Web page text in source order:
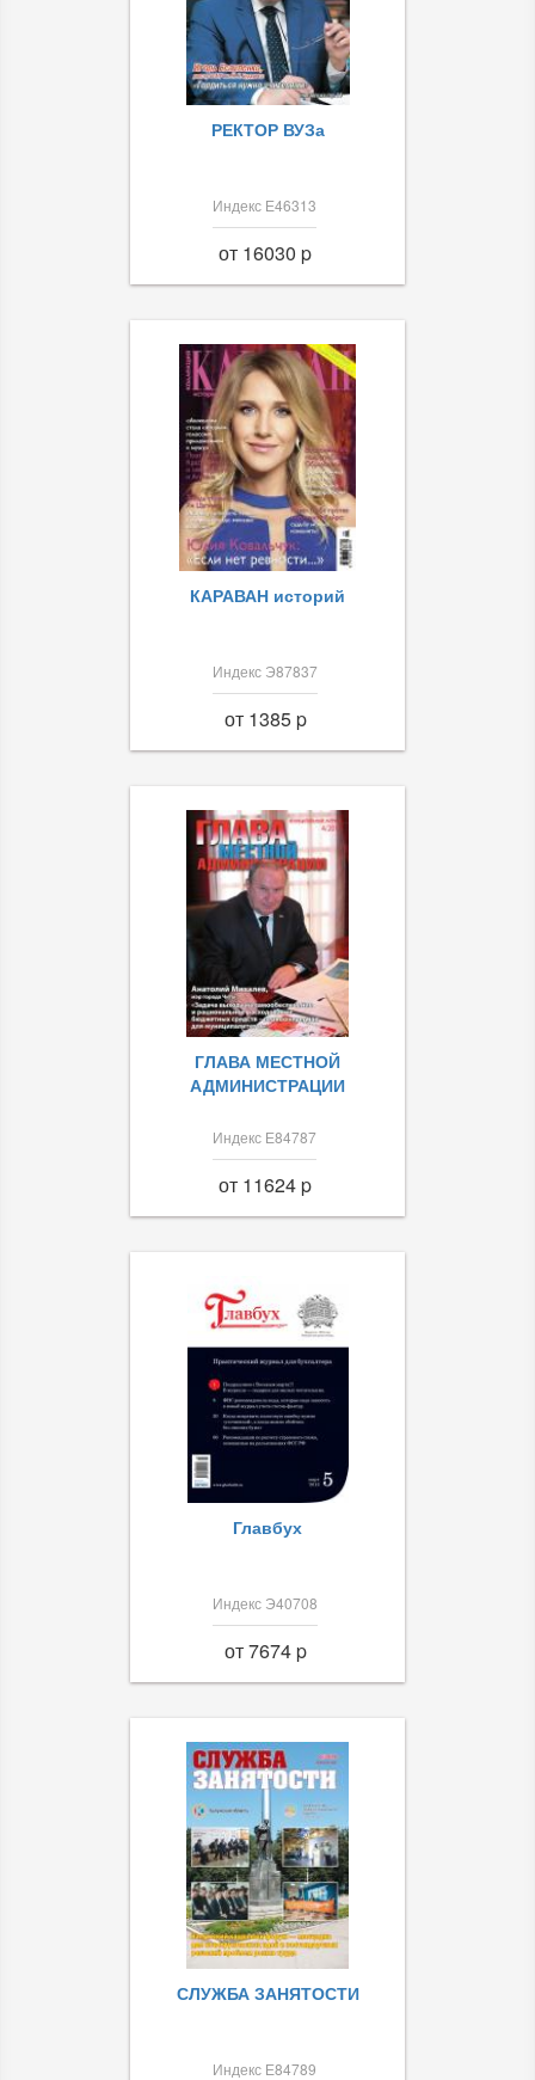
РЕКТОР ВУЗа
Индекс Е46313
от 16030 p
КАРАВАН историй
Индекс Э87837
от 1385 p
ГЛАВА МЕСТНОЙ
АДМИНИСТРАЦИИ
Индекс Е84787
от 11624 p
Главбух
Индекс Э40708
от 7674 p
СЛУЖБА ЗАНЯТОСТИ
Индекс Е84789